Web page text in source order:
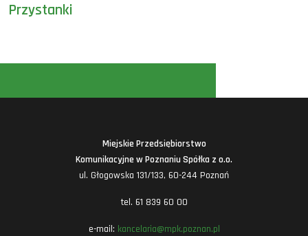
Przystanki
Miejskie Przedsiębiorstwo
Komunikacyjne w Poznaniu Spółka z o.o.
ul. Głogowska 131/133, 60-244 Poznań
tel. 61 839 60 00
e-mail: kancelaria@mpk.poznan.pl